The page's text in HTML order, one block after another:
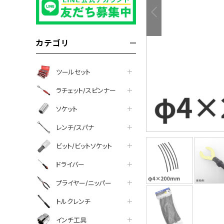
カテゴリ
ツールセット
ラチェット/スピンナー
ソケット
レンチ/スパナ
ビット/ビットソケット
ドライバー
プライヤー/ニッパー
トルクレンチ
インチ工具
facebook
line